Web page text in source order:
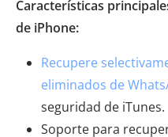
Características
de iPhone:
Recupere
eliminados de
seguridad de iTunes.
Soporte para